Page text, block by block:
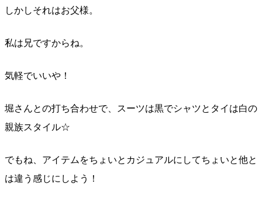
しかしそれはお父様。
私は兄ですからね。
気軽でいいや！
堀さんとの打ち合わせで、スーツは黒でシャツとタイは白の
親族スタイル☆
でもね、アイテムをちょいとカジュアルにしてちょいと他と
は違う感じにしよう！